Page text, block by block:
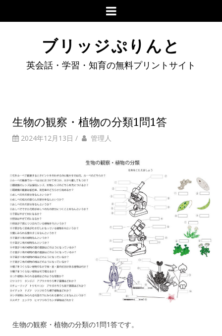
ブリッジぷりんと
英会話・学習・知育の無料プリントサイト
生物の観察・植物の分類1問1答
2024年12月13日 / 管理人
生物の観察・植物の分類の1問1答です。